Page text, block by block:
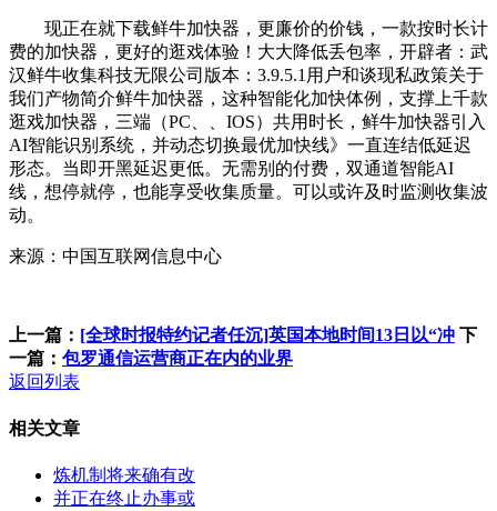
现正在就下载鲜牛加快器，更廉价的价钱，一款按时长计
费的加快器，更好的逛戏体验！大大降低丢包率，开辟者：武
汉鲜牛收集科技无限公司版本：3.9.5.1用户和谈现私政策关于
我们产物简介鲜牛加快器，这种智能化加快体例，支撑上千款
逛戏加快器，三端（PC、、IOS）共用时长，鲜牛加快器引入
AI智能识别系统，并动态切换最优加快线》一直连结低延迟
形态。当即开黑延迟更低。无需别的付费，双通道智能AI
线，想停就停，也能享受收集质量。可以或许及时监测收集波
动。
来源：中国互联网信息中心
上一篇： [全球时报特约记者任沉]英国本地时间13日以“冲 下
一篇： 包罗通信运营商正在内的业界
返回列表
相关文章
炼机制将来确有改
并正在终止办事或